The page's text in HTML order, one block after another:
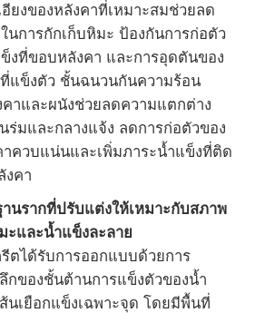
ยงของหลังคาที่เหมาะสมช่วยลด
นการกักเก็บหิมะ ป้องกันการก่อตัว
งที่ขอบหลังคา และการอุดตันของ
แข็งตัว ชั้นฉนวนกันความร้อน
าและผนังช่วยลดความแตกต่าง
มและกลางแจ้ง ลดการก่อตัวของ
ควบแน่นและเพิ่มภาระน้ำแข็งที่ติด
งคา
นรากที่ปรับแต่งให้เหมาะกับสภาพ
และน้ำแข็งละลาย
ตได้รับการออกแบบด้วยการ
ของชั้นต้านการแข็งตัวของน้ำ
นเยือกแข็งเฉพาะจุด โดยมีพื้นที่